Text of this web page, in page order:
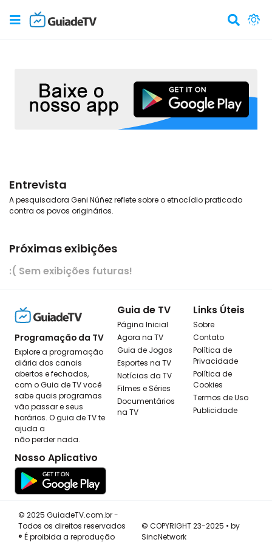
Entrevista
A pesquisadora Geni Núñez reflete sobre o etnocídio praticado
contra os povos originários.
Próximas exibições
:( Sem exibições futuras!
Programação da TV
Explore a programação
diária dos canais
abertos e fechados,
com o Guia de TV você
sabe quais programas
vão passar e seus
horários. O guia de TV te
ajuda a
não perder nada.
Nosso Aplicativo
Guia de TV
Página Inicial
Agora na TV
Guia de Jogos
Esportes na TV
Notícias da TV
Filmes e Séries
Documentários
na TV
Links Úteis
Sobre
Contato
Política de
Privacidade
Política de
Cookies
Termos de Uso
Publicidade
© 2025 GuiadeTV.com.br -
Todos os direitos reservados
® É proibida a reprodução
© COPYRIGHT 23-2025 • by
SincNetwork